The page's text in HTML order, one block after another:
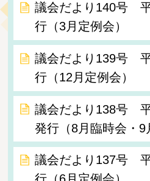
議会だより140号
行（3月定例会）
議会だより139号
行（12月定例会）
議会だより138号
発行（8月臨時会・9
議会だより137号